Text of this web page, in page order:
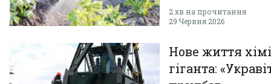
2 хв на прочитання
29 Червня 2026
Нове життя
гіганта: